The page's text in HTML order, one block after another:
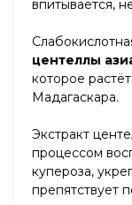
впитывается,
центеллы
которое
Мадагаскара.
Экстракт
процессом
купероза,
препятствует